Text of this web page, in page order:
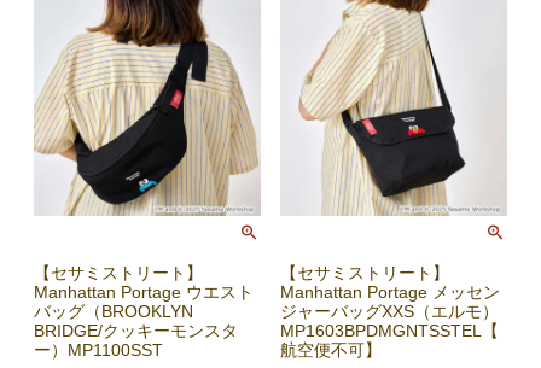
【セサミストリート】
Manhattan Portage ウエスト
バッグ（BROOKLYN
BRIDGE/クッキーモンスタ
ー）MP1100SST
【セサミストリート】
Manhattan Portage メッセン
ジャーバッグXXS（エルモ）
MP1603BPDMGNTSSTEL【
航空便不可】